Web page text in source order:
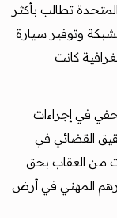
تطالب بأكثر
وتوفير سيارة
كانت
في إجراءات
القضائي في
من العقاب بحق
المهني في أرض